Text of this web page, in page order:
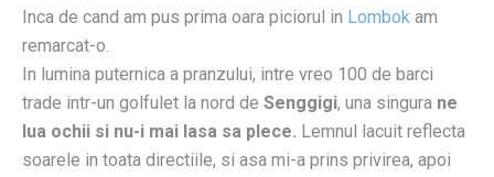
Inca de cand am pus prima oara piciorul in Lombok am
remarcat-o.
In lumina puternica a pranzului, intre vreo 100 de barci
trade intr-un golfulet la nord de Senggigi, una singura ne
lua ochii si nu-i mai lasa sa plece. Lemnul lacuit reflecta
soarele in toata directiile, si asa mi-a prins privirea, apoi